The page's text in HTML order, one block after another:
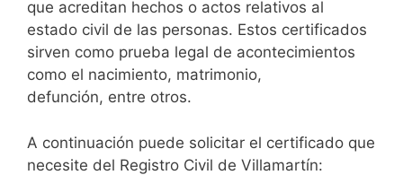
que acreditan hechos o actos relativos al
estado civil de las personas. Estos certificados
sirven como prueba legal de acontecimientos
como el nacimiento, matrimonio,
defunción, entre otros.
A continuación puede solicitar el certificado que
necesite del Registro Civil de Villamartín: